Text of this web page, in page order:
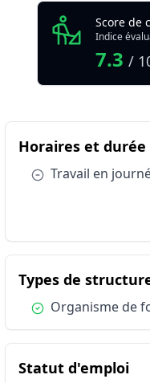
Analyse des
Qualité globale de
Score de
Indice
7.3 /
Résumé des
Horaires et durée du
Conditions de travail et
Types de structures
Publics spécifiques
Horaires et
Condition :
Travail en
Types de
Condition :
Organisme de
Statut d'emploi